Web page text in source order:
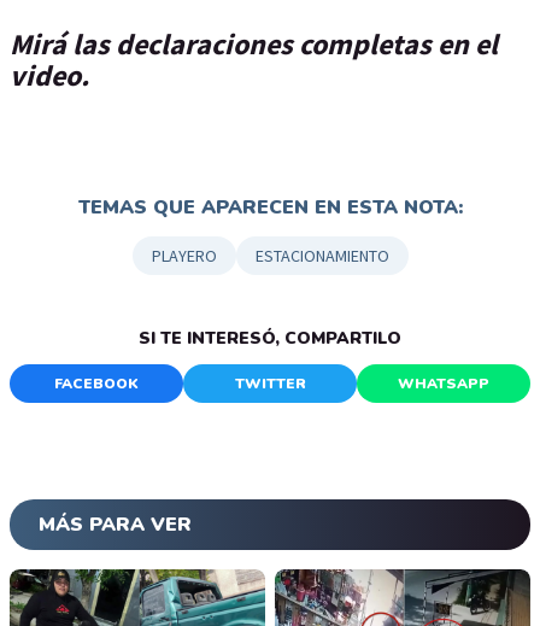
Mirá las declaraciones completas en el
video.
TEMAS QUE APARECEN EN ESTA NOTA:
PLAYERO ESTACIONAMIENTO
SI TE INTERESÓ, COMPARTILO
FACEBOOK TWITTER WHATSAPP
MÁS PARA VER